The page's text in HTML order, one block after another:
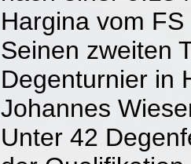
Hargina vom
Seinen zweiten
Degenturnier in
Johannes
Unter 42